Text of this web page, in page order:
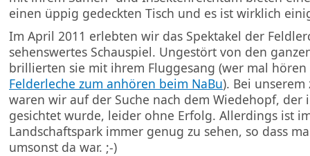
einen üppig gedeckten Tisch und es ist wirklich
Im April 2011 erlebten wir das Spektakel der
sehenswertes Schauspiel. Ungestört von den
brillierten sie mit ihrem Fluggesang (wer mal
Felderleche zum anhören beim NaBu). Bei unserem
waren wir auf der Suche nach dem Wiedehopf, der
gesichtet wurde, leider ohne Erfolg. Allerdings ist
Landschaftspark immer genug zu sehen, so dass
umsonst da war. ;-)